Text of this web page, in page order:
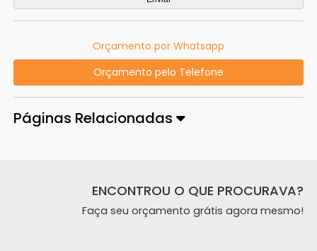
Orçamento por Whatsapp
Orçamento pelo Telefone
Páginas Relacionadas
ENCONTROU O QUE PROCURAVA?
Faça seu orçamento grátis agora mesmo!